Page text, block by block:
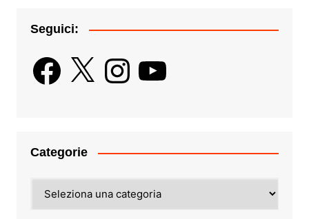
Seguici:
Facebook
X InstagramYouTube
Categorie